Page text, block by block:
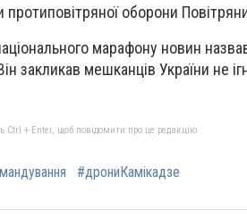
оборони
марафону новин
закликав мешканців України не
Ctrl + Enter, щоб повідомити про це редакцію
#дрониКамікадзе